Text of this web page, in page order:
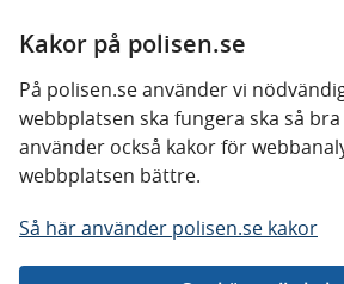
Kakor på polisen.se
På polisen.se använder vi
webbplatsen ska fungera ska så
använder också kakor för
webbplatsen bättre.
Så här använder polisen.se kakor